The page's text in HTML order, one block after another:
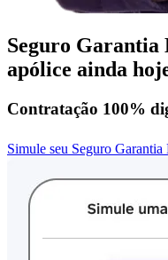
Seguro Garantia
apólice ainda
Contratação 100%
Simule seu Seguro